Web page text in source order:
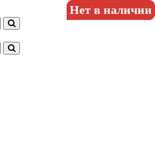
Нет в наличии
Нет в наличии